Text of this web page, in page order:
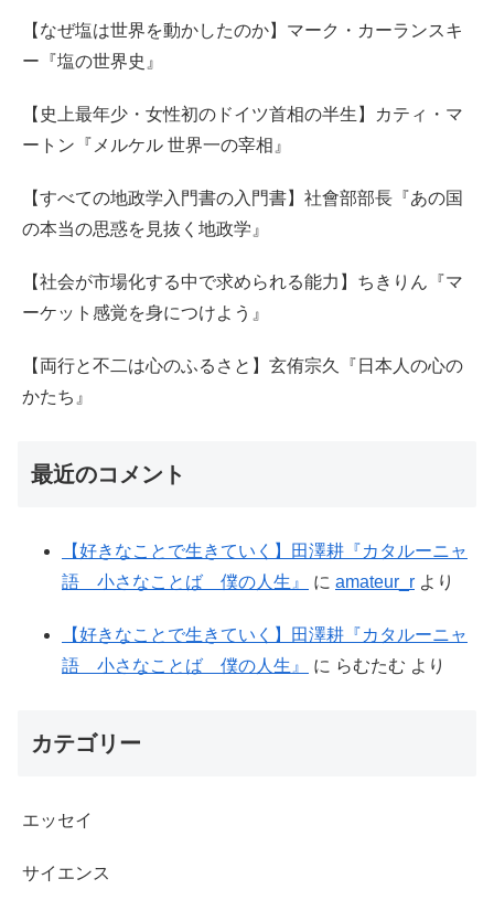
【なぜ塩は世界を動かしたのか】マーク・カーランスキ
ー『塩の世界史』
【史上最年少・女性初のドイツ首相の半生】カティ・マ
ートン『メルケル 世界一の宰相』
【すべての地政学入門書の入門書】社會部部長『あの国
の本当の思惑を見抜く地政学』
【社会が市場化する中で求められる能力】ちきりん『マ
ーケット感覚を身につけよう』
【両行と不二は心のふるさと】玄侑宗久『日本人の心の
かたち』
最近のコメント
【好きなことで生きていく】田澤耕『カタルーニャ
語 小さなことば 僕の人生』
に amateur_r より
【好きなことで生きていく】田澤耕『カタルーニャ
語 小さなことば 僕の人生』
に らむたむ より
カテゴリー
エッセイ
サイエンス